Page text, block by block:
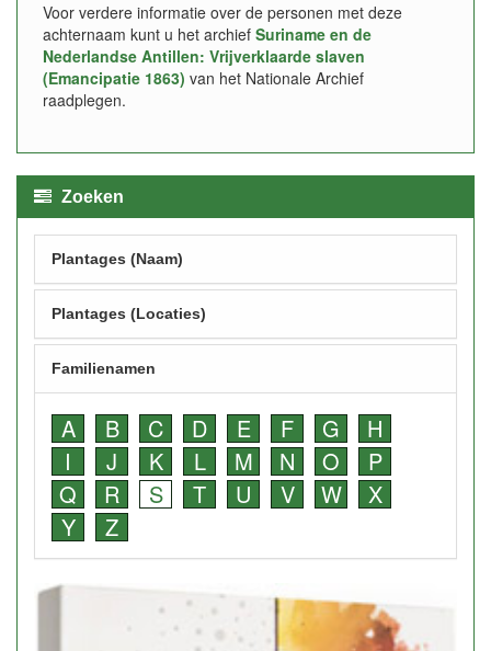
Voor verdere informatie over de personen met deze
achternaam kunt u het archief Suriname en de
Nederlandse Antillen: Vrijverklaarde slaven
(Emancipatie 1863) van het Nationale Archief
raadplegen.
Zoeken
Plantages (Naam)
Plantages (Locaties)
Familienamen
A B C D E F G
H
I
J K L M N O
P
Q
R S T U V W
X
Y
Z